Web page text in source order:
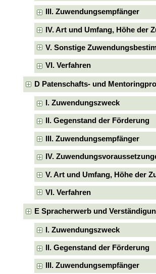
III. Zuwendungsempfänger
IV. Art und Umfang, Höhe der
V. Sonstige
VI. Verfahren
D Patenschafts- und
I. Zuwendungszweck
II. Gegenstand der Förderung
III. Zuwendungsempfänger
IV.
V. Art und Umfang, Höhe der
VI. Verfahren
E Spracherwerb und
I. Zuwendungszweck
II. Gegenstand der Förderung
III. Zuwendungsempfänger